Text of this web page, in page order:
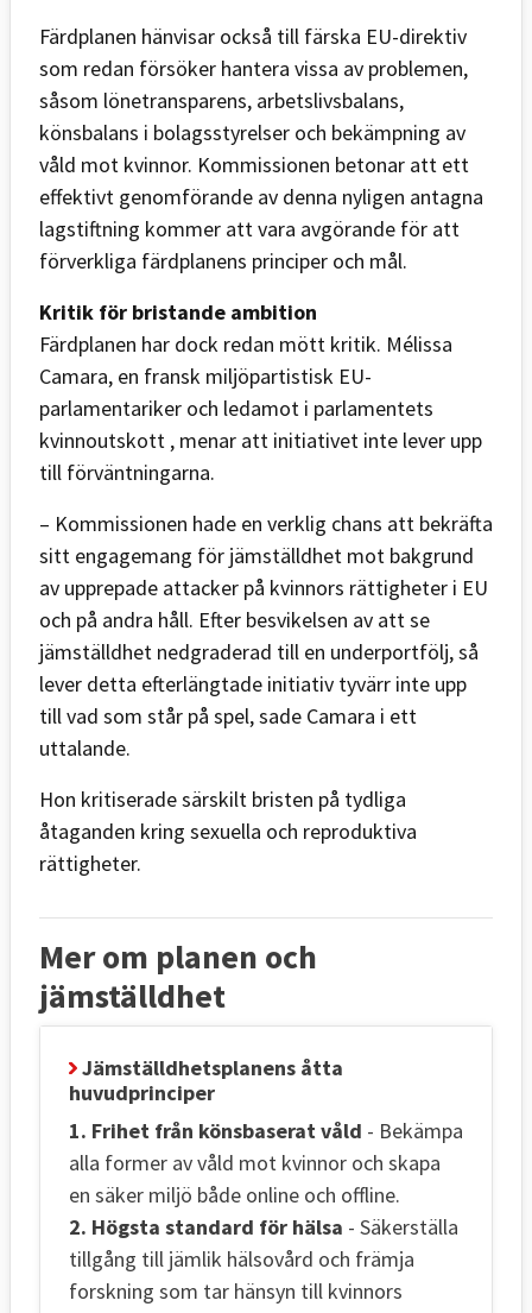
Färdplanen hänvisar också till färska EU-direktiv
som redan försöker hantera vissa av problemen,
såsom lönetransparens, arbetslivsbalans,
könsbalans i bolagsstyrelser och bekämpning av
våld mot kvinnor. Kommissionen betonar att ett
effektivt genomförande av denna nyligen antagna
lagstiftning kommer att vara avgörande för att
förverkliga färdplanens principer och mål.
Kritik för bristande ambition
Färdplanen har dock redan mött kritik. Mélissa
Camara, en fransk miljöpartistisk EU-
parlamentariker och ledamot i parlamentets
kvinnoutskott , menar att initiativet inte lever upp
till förväntningarna.
– Kommissionen hade en verklig chans att bekräfta
sitt engagemang för jämställdhet mot bakgrund
av upprepade attacker på kvinnors rättigheter i EU
och på andra håll. Efter besvikelsen av att se
jämställdhet nedgraderad till en underportfölj, så
lever detta efterlängtade initiativ tyvärr inte upp
till vad som står på spel, sade Camara i ett
uttalande.
Hon kritiserade särskilt bristen på tydliga
åtaganden kring sexuella och reproduktiva
rättigheter.
Mer om planen och
jämställdhet
Jämställdhetsplanens åtta
huvudprinciper
1. Frihet från könsbaserat våld - Bekämpa
alla former av våld mot kvinnor och skapa
en säker miljö både online och offline.
2. Högsta standard för hälsa - Säkerställa
tillgång till jämlik hälsovård och främja
forskning som tar hänsyn till kvinnors